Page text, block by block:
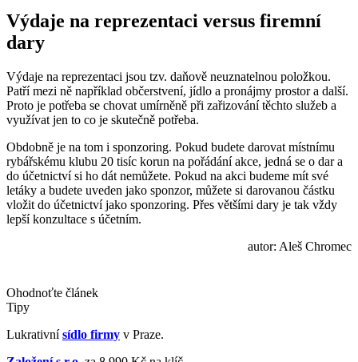
Výdaje na reprezentaci versus firemní
dary
Výdaje na reprezentaci jsou tzv. daňově neuznatelnou položkou.
Patří mezi ně například občerstvení, jídlo a pronájmy prostor a další.
Proto je potřeba se chovat umírněně při zařizování těchto služeb a
využívat jen to co je skutečně potřeba.
Obdobně je na tom i sponzoring. Pokud budete darovat místnímu
rybářskému klubu 20 tisíc korun na pořádání akce, jedná se o dar a
do účetnictví si ho dát nemůžete. Pokud na akci budeme mít své
letáky a budete uveden jako sponzor, můžete si darovanou částku
vložit do účetnictví jako sponzoring. Přes většími dary je tak vždy
lepší konzultace s účetním.
autor: Aleš Chromec
Ohodnoťte článek
Tipy
Lukrativnísídlo firmy v Praze.